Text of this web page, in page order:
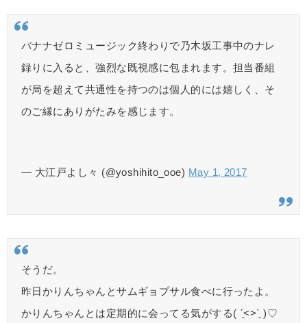
バナナゼロミュージック終わりで乃木坂工事中のナレ
録りに入ると、強烈な既視感に包まれます。担当番組
が局を超えて共通性を持つのは個人的には嬉しく、そ
のご縁にありがたみを感じます。
— 大江戸よし々 (@yoshihito_ooe) May 1, 2017
そうだ。
昨日かりんちゃんとサムギョプサル食べに行ったよ。
かりんちゃんとは定期的に会ってる気がする( ˊ̱˂˃ˋ̱ )♡